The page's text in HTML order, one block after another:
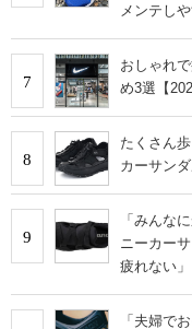
メンテし
7
おしゃれ
め3選【
8
たくさん
カーサン
9
「みんな
ニーカー
疲れない」
「夫婦で